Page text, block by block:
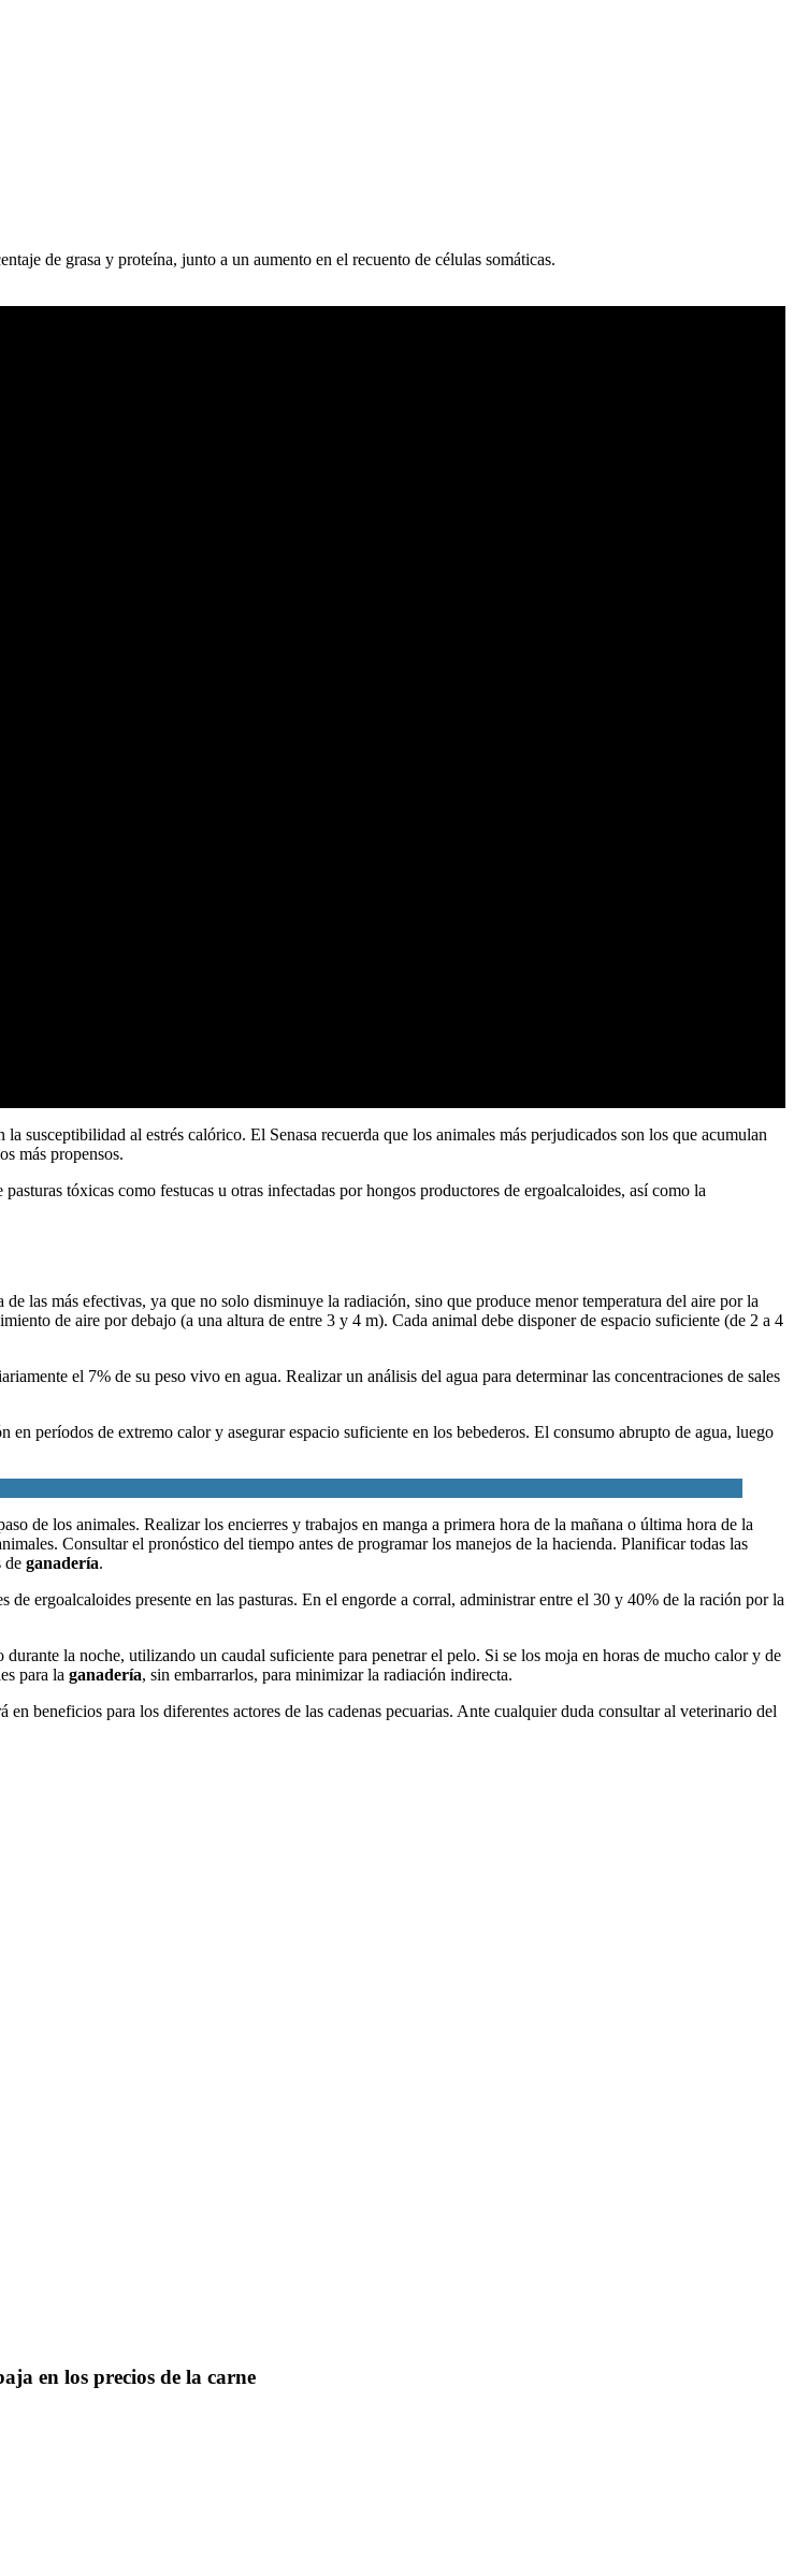
de grasa y proteína, junto a un aumento en el recuento de células somáticas.
susceptibilidad al estrés calórico. El Senasa recuerda que los animales más perjudicados son los que acumulan
más propensos.
pasturas tóxicas como festucas u otras infectadas por hongos productores de ergoalcaloides, así como la
de las más efectivas, ya que no solo disminuye la radiación, sino que produce menor temperatura del aire por la
de aire por debajo (a una altura de entre 3 y 4 m). Cada animal debe disponer de espacio suficiente (de 2 a 4
el 7% de su peso vivo en agua. Realizar un análisis del agua para determinar las concentraciones de sales
en períodos de extremo calor y asegurar espacio suficiente en los bebederos. El consumo abrupto de agua, luego
de los animales. Realizar los encierres y trabajos en manga a primera hora de la mañana o última hora de la
Consultar el pronóstico del tiempo antes de programar los manejos de la hacienda. Planificar todas las
de ganadería.
ergoalcaloides presente en las pasturas. En el engorde a corral, administrar entre el 30 y 40% de la ración por la
durante la noche, utilizando un caudal suficiente para penetrar el pelo. Si se los moja en horas de mucho calor y de
para la ganadería, sin embarrarlos, para minimizar la radiación indirecta.
en beneficios para los diferentes actores de las cadenas pecuarias. Ante cualquier duda consultar al veterinario del
en los precios de la carne